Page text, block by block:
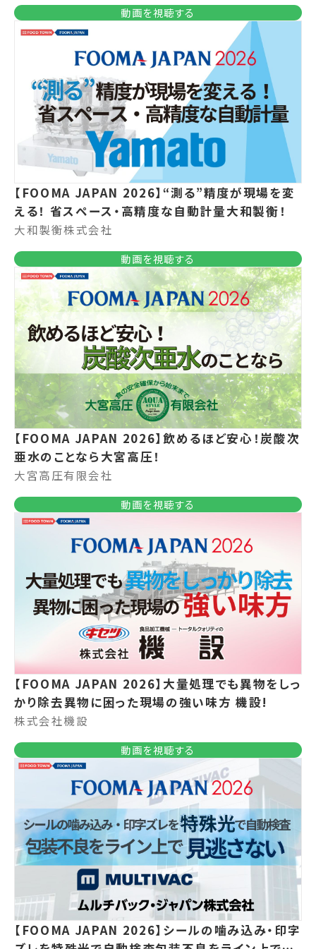
動画を視聴する
【FOOMA JAPAN 2026】“測る”精度が現場を変
える！ 省スペース・高精度な自動計量大和製衡！
大和製衡株式会社
動画を視聴する
【FOOMA JAPAN 2026】飲めるほど安心！炭酸次
亜水のことなら大宮高圧！
大宮高圧有限会社
動画を視聴する
【FOOMA JAPAN 2026】大量処理でも異物をしっ
かり除去異物に困った現場の強い味方 機設!
株式会社機設
動画を視聴する
【FOOMA JAPAN 2026】シールの噛み込み・印字